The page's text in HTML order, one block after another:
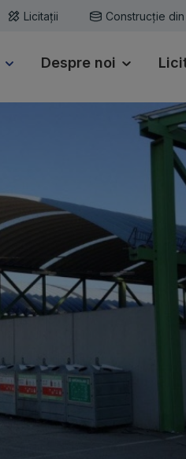
Licitații Construcție
Despre noi